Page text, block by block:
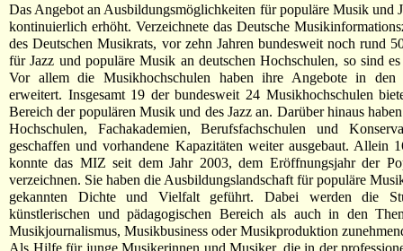
Das Angebot an Ausbildungsmöglichkeiten für populäre Musik und
kontinuierlich erhöht. Verzeichnete das Deutsche
des Deutschen Musikrats, vor zehn Jahren bundesweit noch rund
für Jazz und populäre Musik an deutschen Hochschulen, so sind
Vor allem die Musikhochschulen haben ihre Angebote in den
erweitert. Insgesamt 19 der bundesweit 24 Musikhochschulen
Bereich der populären Musik und des Jazz an. Darüber hinaus
Hochschulen, Fachakademien, Berufsfachschulen und
geschaffen und vorhandene Kapazitäten weiter ausgebaut. Allein
konnte das MIZ seit dem Jahr 2003, dem Eröffnungsjahr der
verzeichnen. Sie haben die Ausbildungslandschaft für populäre
gekannten Dichte und Vielfalt geführt. Dabei werden die
künstlerischen und pädagogischen Bereich als auch in den
Musikjournalismus, Musikbusiness oder Musikproduktion
Als Hilfe für junge Musikerinnen und Musiker, die in der